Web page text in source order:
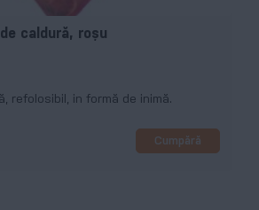
caldură, roșu
refolosibil, in formă de inimă.
Cumpără